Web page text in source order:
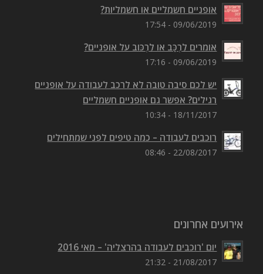
אופניים חשמליים או חשמליות?
09/06/2019 - 17:54
אומרים לִרְכַּב או לִרְכּוב על אופניים?
09/06/2019 - 17:16
יש לכם סיבה טובה לא לרכב לעבודה על אופניים
רגילים? אפשר גם אופניים חשמליים
18/11/2017 - 10:34
רוכבים לעבודה – כמה טיפים לפני שמתחילים
22/08/2017 - 08:46
אירועים אחרונים
יום 'רוכבים לעבודה בהרצליה' – מאי 2016
21/08/2017 - 21:32